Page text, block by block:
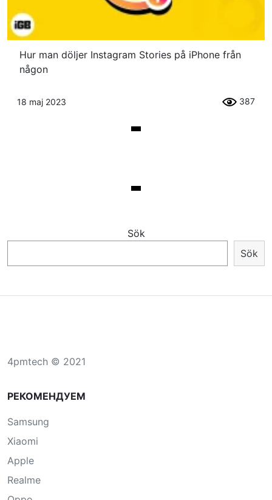
Hur man döljer Instagram Stories på iPhone från
någon
18 maj 2023 387
Sök
Sök
4pmtech © 2021
РЕКОМЕНДУЕМ
Samsung
Xiaomi
Apple
Realme